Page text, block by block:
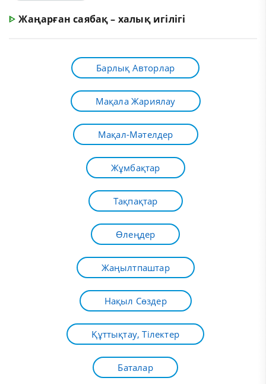
ᐈЖаңарған саябақ – халық игілігі
Барлық Авторлар
Мақала Жариялау
Мақал-Мәтелдер
Жұмбақтар
Тақпақтар
Өлеңдер
Жаңылтпаштар
Нақыл Сөздер
Құттықтау, Тілектер
Баталар